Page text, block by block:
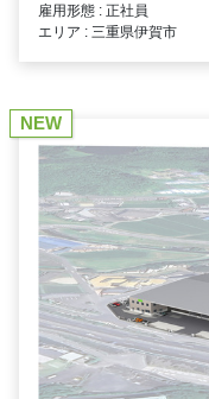
雇用形態 : 正社員
エリア : 三重県伊賀市
NEW